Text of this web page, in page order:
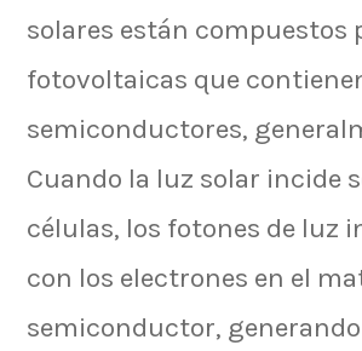
solares están compuestos
fotovoltaicas que
semiconductores,
Cuando la luz solar incide
células, los fotones de luz
con los electrones en el
semiconductor,